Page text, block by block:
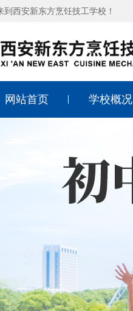
到西安新东方烹饪技工学校！
网站首页 学校概况
学校环境
师资团队